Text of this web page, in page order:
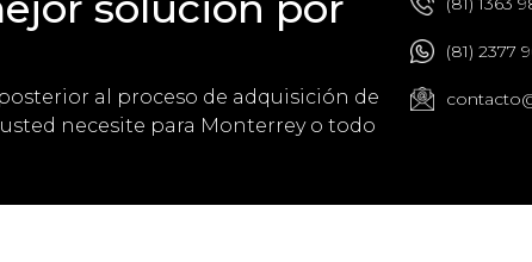
al proceso de adquisición de
necesite para Monterrey o todo
(81) 2377